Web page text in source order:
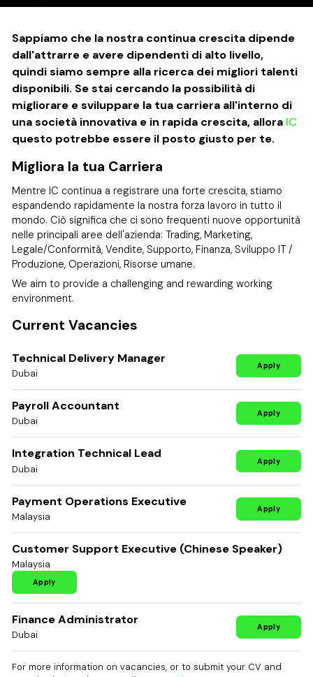
Sappiamo che la nostra continua crescita dipende
dall'attrarre e avere dipendenti di alto livello,
quindi siamo sempre alla ricerca dei migliori talenti
disponibili. Se stai cercando la possibilità di
migliorare e sviluppare la tua carriera all'interno di
una società innovativa e in rapida crescita, allora IC
questo potrebbe essere il posto giusto per te.
Migliora la tua Carriera
Mentre IC continua a registrare una forte crescita, stiamo
espandendo rapidamente la nostra forza lavoro in tutto il
mondo. Ciò significa che ci sono frequenti nuove opportunità
nelle principali aree dell'azienda: Trading, Marketing,
Legale/Conformità, Vendite, Supporto, Finanza, Sviluppo IT /
Produzione, Operazioni, Risorse umane.
We aim to provide a challenging and rewarding working
environment.
Current Vacancies
Technical Delivery Manager
Dubai
Apply
Payroll Accountant
Dubai
Apply
Integration Technical Lead
Dubai
Apply
Payment Operations Executive
Malaysia
Apply
Customer Support Executive (Chinese Speaker)
Malaysia
Apply
Finance Administrator
Dubai
Apply
For more information on vacancies, or to submit your CV and